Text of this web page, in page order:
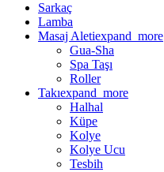
Sarkaç
Lamba
Masaj Aletiexpand_more
Gua-Sha
Spa Taşı
Roller
Takıexpand_more
Halhal
Küpe
Kolye
Kolye Ucu
Tesbih